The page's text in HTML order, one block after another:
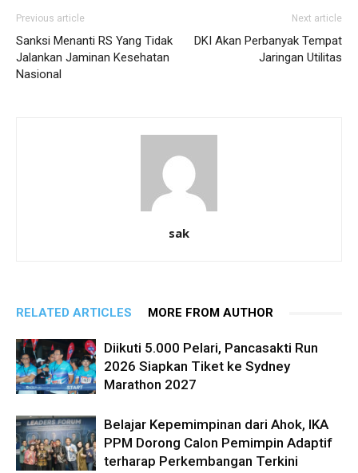
Previous article
Sanksi Menanti RS Yang Tidak
Jalankan Jaminan Kesehatan
Nasional
Next article
DKI Akan Perbanyak Tempat
Jaringan Utilitas
sak
RELATED ARTICLES MORE FROM AUTHOR
Diikuti 5.000 Pelari, Pancasakti Run
2026 Siapkan Tiket ke Sydney
Marathon 2027
Belajar Kepemimpinan dari Ahok, IKA
PPM Dorong Calon Pemimpin Adaptif
terharap Perkembangan Terkini